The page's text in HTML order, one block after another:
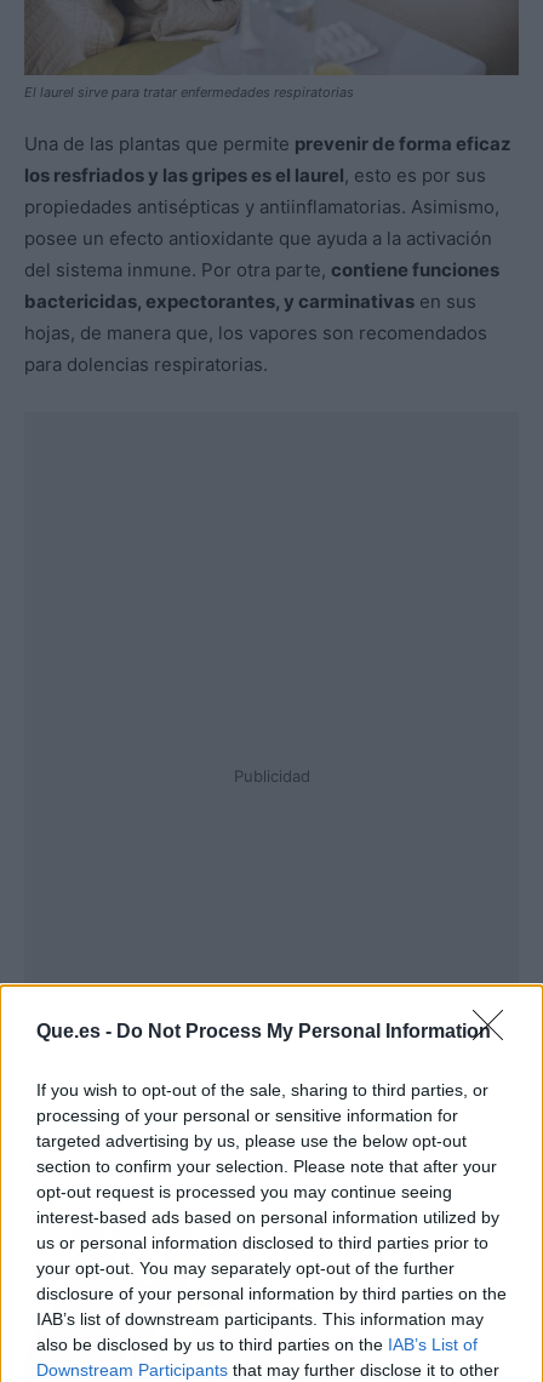
Que.es - Do Not Process My Personal Information
If you wish to opt-out of the sale, sharing to third parties, or
processing of your personal or sensitive information for
targeted advertising by us, please use the below opt-out
section to confirm your selection. Please note that after your
opt-out request is processed you may continue seeing
interest-based ads based on personal information utilized by
us or personal information disclosed to third parties prior to
your opt-out. You may separately opt-out of the further
disclosure of your personal information by third parties on the
IAB’s list of downstream participants. This information may
also be disclosed by us to third parties on the IAB’s List of
Downstream Participants that may further disclose it to other
El laurel sirve para tratar enfermedades respiratorias
Una de las plantas que permite prevenir de forma eficaz
los resfriados y las gripes es el laurel, esto es por sus
propiedades antisépticas y antiinflamatorias. Asimismo,
posee un efecto antioxidante que ayuda a la activación
del sistema inmune. Por otra parte, contiene funciones
bactericidas, expectorantes, y carminativas en sus
hojas, de manera que, los vapores son recomendados
para dolencias respiratorias.
Publicidad
Trata dolores reumáticos